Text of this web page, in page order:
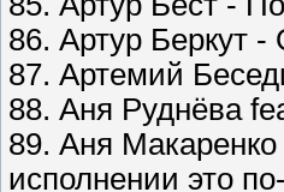
86. Артур Беркут -
87. Артемий
88. Аня Руднёва
89. Аня
исполнении это